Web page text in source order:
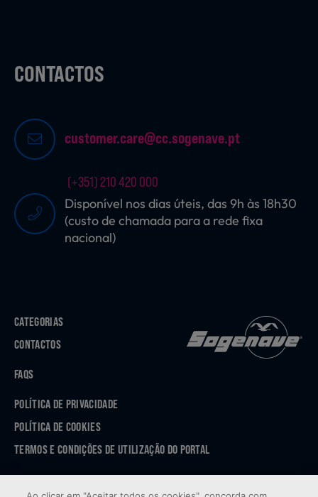
CONTACTOS
customer.care@cc.sogenave.pt
(+351) 210 420 000
Disponível nos dias úteis, das 9h às 18h30
(custo de chamada para a rede fixa
nacional)
CATEGORIAS
CONTACTOS
FAQS
POLÍTICA DE PRIVACIDADE
POLÍTICA DE COOKIES
TERMOS E CONDIÇÕES DE UTILIZAÇÃO DO PORTAL
APP STORE